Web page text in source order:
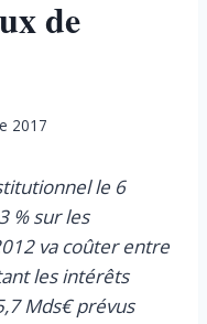
de
2017
le 6
% sur les
va coûter entre
les intérêts
Mds€ prévus